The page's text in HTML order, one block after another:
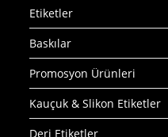
Etiketler
Baskılar
Promosyon Ürünleri
Kauçuk & Slikon Etiketler
Deri Etiketler